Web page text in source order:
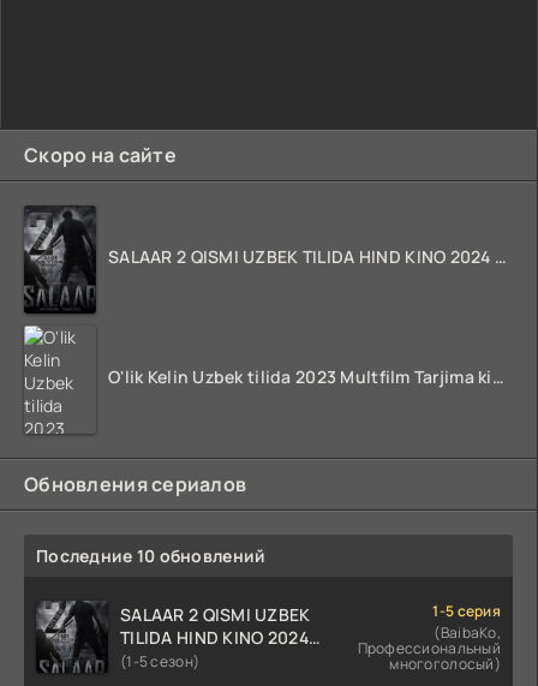
Скоро на сайте
SALAAR 2 QISMI UZBEK TILIDA HIND KINO 2024 TARJIMA 720p HD Skachat
O'lik Kelin Uzbek tilida 2023 Multfilm Tarjima kino skachat
Обновления сериалов
Последние 10 обновлений
SALAAR 2 QISMI UZBEK
TILIDA HIND KINO 2024
TARJIMA 720p HD Skachat
(1-5 сезон)
1-5 серия
(BaibaKo,
Профессиональный
многоголосый)